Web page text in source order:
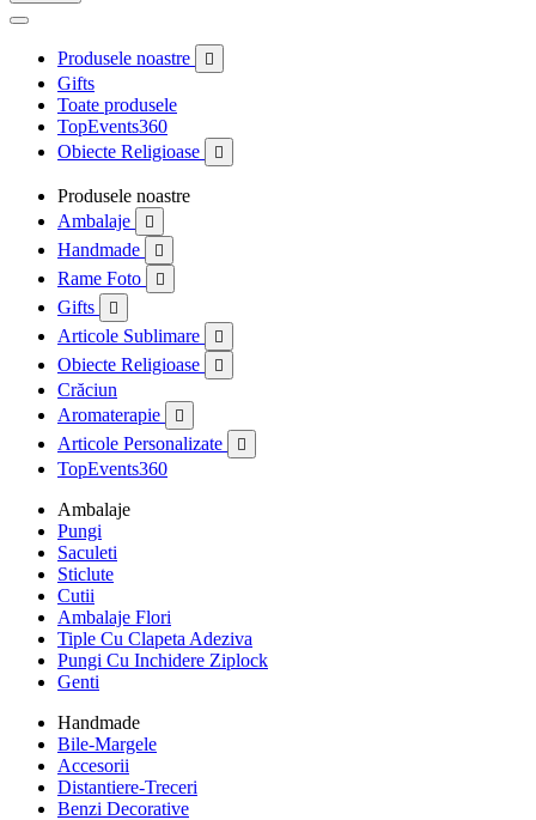
Produsele noastre 
Gifts
Toate produsele
TopEvents360
Obiecte Religioase

Produsele noastre
Ambalaje

Handmade 
Rame Foto 
Gifts 
Articole Sublimare 
Obiecte Religioase 
Crăciun
Aromaterapie

Articole Personalizate 
TopEvents360
Ambalaje
Pungi
Saculeti
Sticlute
Cutii
Ambalaje Flori
Tiple Cu Clapeta Adeziva
Pungi Cu Inchidere Ziplock
Genti
Handmade
Bile-Margele
Accesorii
Distantiere-Treceri
Benzi Decorative